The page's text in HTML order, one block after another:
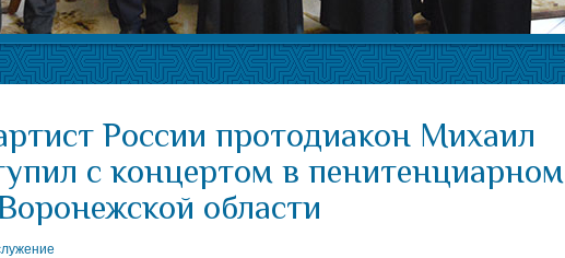
России протодиакон Михаил
с концертом в пенитенциарном
области